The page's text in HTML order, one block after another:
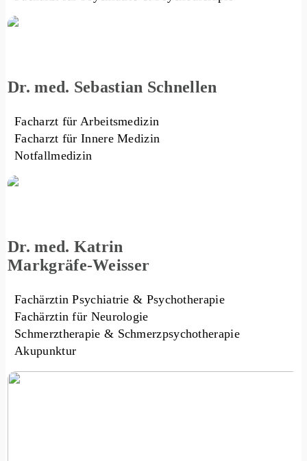
Dr. med. Sebastian Schnellen
Facharzt für Arbeitsmedizin
Facharzt für Innere Medizin
Notfallmedizin
Dr. med. Katrin
Markgräfe-Weisser
Fachärztin Psychiatrie & Psychotherapie
Fachärztin für Neurologie
Schmerztherapie & Schmerzpsychotherapie
Akupunktur